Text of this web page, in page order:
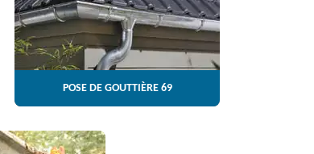
POSE DE GOUTTIÈRE 69